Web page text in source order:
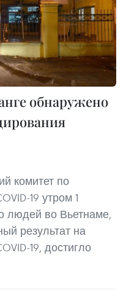
обнаружено
комитет по
19 утром 1
людей во Вьетнаме,
результат на
19, достигло